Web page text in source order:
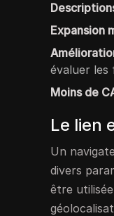
Expansion
évaluer les
Moins de
Le lien
Un
divers
être